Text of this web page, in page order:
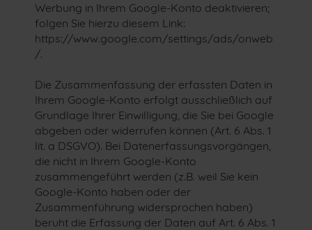
Werbung in Ihrem Google-Konto deaktivieren;
folgen Sie hierzu diesem Link:
https://www.google.com/settings/ads/onweb
/.
Die Zusammenfassung der erfassten Daten in
Ihrem Google-Konto erfolgt ausschließlich auf
Grundlage Ihrer Einwilligung, die Sie bei Google
abgeben oder widerrufen können (Art. 6 Abs. 1
lit. a DSGVO). Bei Datenerfassungsvorgängen,
die nicht in Ihrem Google-Konto
zusammengeführt werden (z.B. weil Sie kein
Google-Konto haben oder der
Zusammenführung widersprochen haben)
beruht die Erfassung der Daten auf Art. 6 Abs. 1